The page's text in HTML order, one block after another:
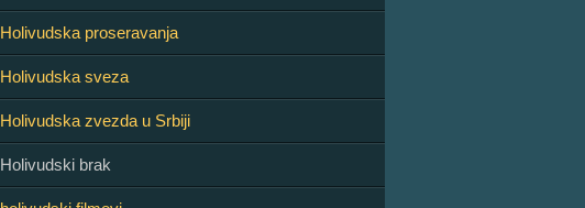
Holivudska proseravanja
Holivudska sveza
Holivudska zvezda u Srbiji
Holivudski brak